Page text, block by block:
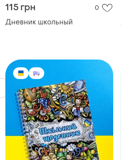
115 грн 0
Дневник школьный